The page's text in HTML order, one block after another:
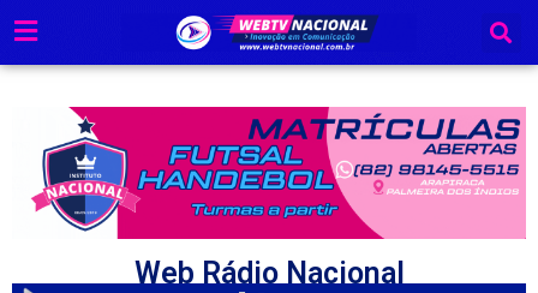
para
o
Web Rádio Nacional